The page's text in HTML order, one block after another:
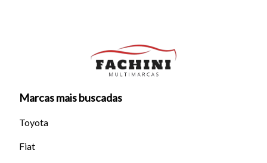
Marcas mais buscadas
Toyota
Fiat